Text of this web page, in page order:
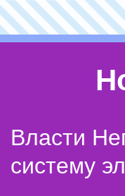
Власти
систему